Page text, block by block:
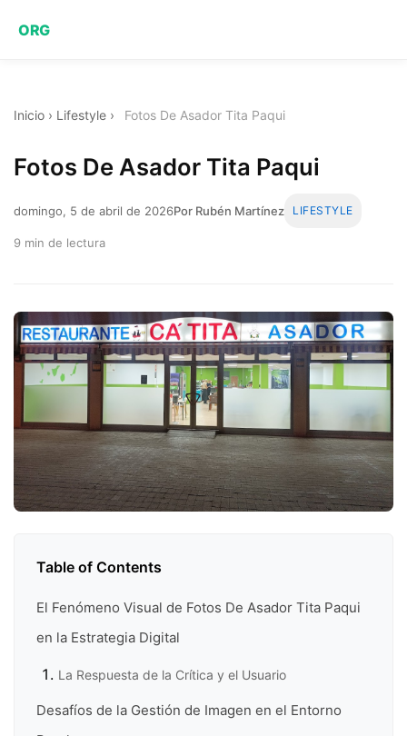
ORG
Inicio › Lifestyle › Fotos De Asador Tita Paqui
Fotos De Asador Tita Paqui
domingo, 5 de abril de 2026Por Rubén Martínez LIFESTYLE
9 min de lectura
Table of Contents
El Fenómeno Visual de Fotos De Asador Tita Paqui
en la Estrategia Digital
La Respuesta de la Crítica y el Usuario
Desafíos de la Gestión de Imagen en el Entorno